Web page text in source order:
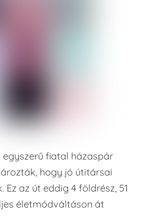
egyszerű fiatal házaspár
hogy jó útitársai
Ez az út eddig 4 földrész, 51
életmódváltáson át